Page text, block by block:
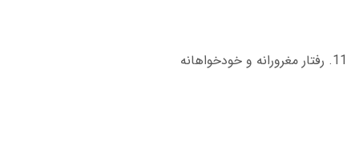
11. رفتار مغرورانه و خودخواهانه